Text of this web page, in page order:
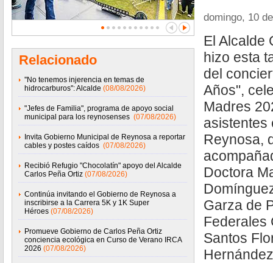
Relacionado
''No tenemos injerencia en temas de
hidrocarburos'': Alcalde (08/08/2026)
"Jefes de Familia", programa de apoyo social
municipal para los reynosenses (07/08/2026)
Invita Gobierno Municipal de Reynosa a reportar
cables y postes caídos (07/08/2026)
Recibió Refugio "Chocolatín" apoyo del Alcalde
Carlos Peña Ortiz (07/08/2026)
Continúa invitando el Gobierno de Reynosa a
inscribirse a la Carrera 5K y 1K Super
Héroes (07/08/2026)
Promueve Gobierno de Carlos Peña Ortiz
conciencia ecológica en Curso de Verano IRCA
2026 (07/08/2026)
domingo, 10
El Alcalde
hizo esta
del
Años",
Madres
asistentes
Reynosa,
Doctora
Garza de
Federales
Santos